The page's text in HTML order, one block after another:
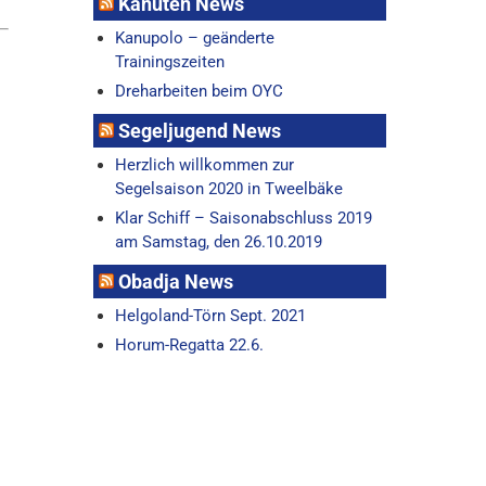
Kanupolo – geänderte
Trainingszeiten
Dreharbeiten beim OYC
Segeljugend News
Herzlich willkommen zur
Segelsaison 2020 in Tweelbäke
Klar Schiff – Saisonabschluss 2019
am Samstag, den 26.10.2019
Obadja News
Helgoland-Törn Sept. 2021
Horum-Regatta 22.6.